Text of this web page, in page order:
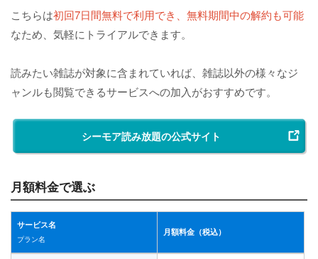
こちらは初回7日間無料で利用でき、無料期間中の解約も可能
なため、気軽にトライアルできます。
読みたい雑誌が対象に含まれていれば、雑誌以外の様々なジ
ャンルも閲覧できるサービスへの加入がおすすめです。
シーモア読み放題の公式サイト
月額料金で選ぶ
サービス名
プラン名
月額料金（税込）